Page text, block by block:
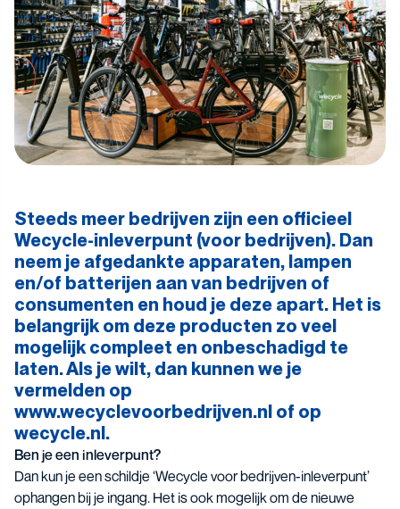
Steeds meer bedrijven zijn een officieel
Wecycle-inleverpunt (voor bedrijven). Dan
neem je afgedankte apparaten, lampen
en/of batterijen aan van bedrijven of
consumenten en houd je deze apart. Het is
belangrijk om deze producten zo veel
mogelijk compleet en onbeschadigd te
laten. Als je wilt, dan kunnen we je
vermelden op
www.wecyclevoorbedrijven.nl of op
wecycle.nl.
Ben je een inleverpunt?
Dan kun je een schildje ‘Wecycle voor bedrijven-inleverpunt’
ophangen bij je ingang. Het is ook mogelijk om de nieuwe